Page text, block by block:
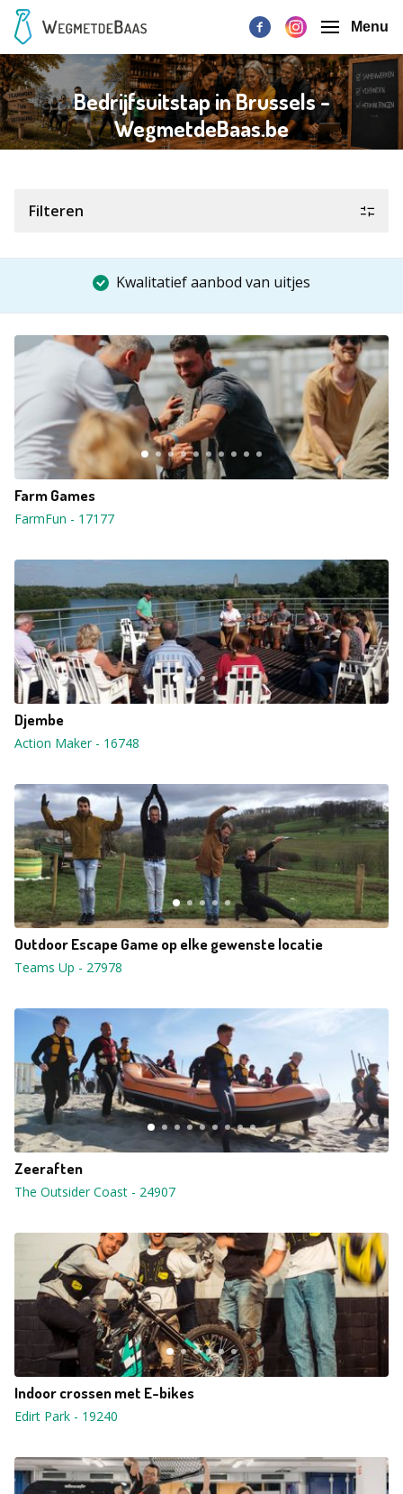
Menu
Bedrijfsuitstap in Brussels -
WegmetdeBaas.be
Filteren
Kwalitatief aanbod van uitjes
Farm Games
FarmFun - 17177
Djembe
Action Maker- 16748
Outdoor Escape Game op elke gewenste locatie
Teams Up - 27978
Zeeraften
The Outsider Coast - 24907
Indoor crossen met E-bikes
Edirt Park - 19240